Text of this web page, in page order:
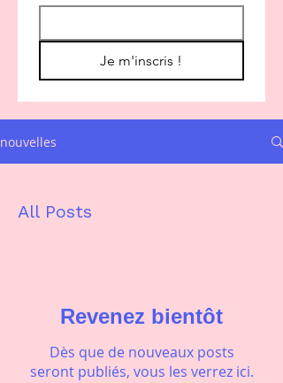
Je m'inscris !
nouvelles
All Posts
Revenez bientôt
Dès que de nouveaux posts
seront publiés, vous les verrez ici.